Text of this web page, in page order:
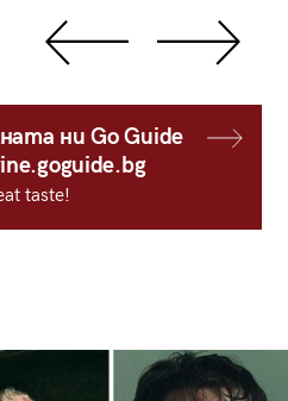
ни Go Guide
taste!